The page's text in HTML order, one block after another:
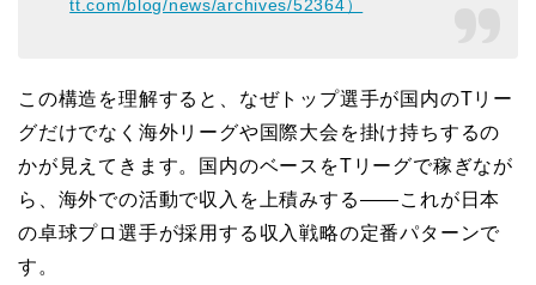
tt.com/blog/news/archives/52364）
この構造を理解すると、なぜトップ選手が国内のTリー
グだけでなく海外リーグや国際大会を掛け持ちするの
かが見えてきます。国内のベースをTリーグで稼ぎなが
ら、海外での活動で収入を上積みする——これが日本
の卓球プロ選手が採用する収入戦略の定番パターンで
す。